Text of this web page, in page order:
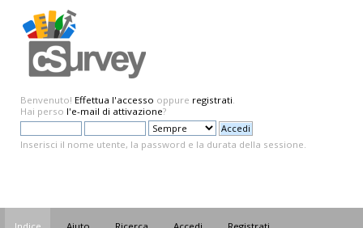
Benvenuto! Effettua l'accesso oppure registrati.
Hai perso l'e-mail di attivazione?
Inserisci il nome utente, la password e la durata della sessione.